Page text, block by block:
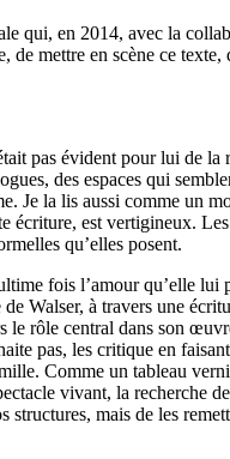
qui, en 2014, avec la
mettre en scène ce
pas évident pour lui de
des espaces qui
Je la lis aussi comme un
écriture, est vertigineux.
qu’elles posent.
fois l’amour qu’elle lui
Walser, à travers une
le rôle central dans son
pas, les critique en
Comme un tableau
vivant, la recherche
mais de les